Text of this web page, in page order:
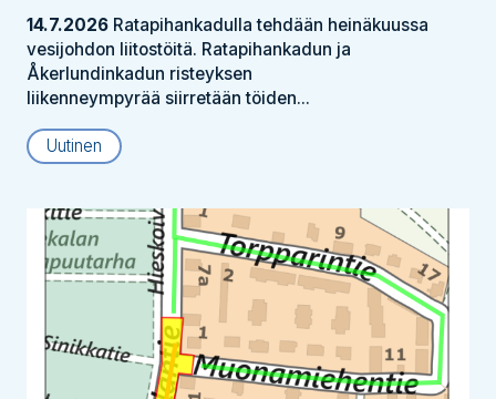
14.7.2026 Ratapihankadulla tehdään heinäkuussa
vesijohdon liitostöitä. Ratapihankadun ja
Åkerlundinkadun risteyksen
liikenneympyrää siirretään töiden...
Uutinen